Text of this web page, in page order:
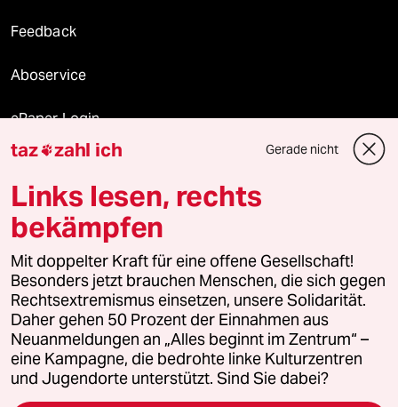
Feedback
Aboservice
ePaper Login
Downloads für Abonnierende
© 2026 taz Verlags und Vertriebs GmbH
Alle Rechte vorbehalten. Bei rechtlichen Fragen oder für Genehmigungen
wenden Sie sich bitte an lizenzen@taz.de
Feedback Redaktionsstatut Kommune-Richtlinien
Leitlinie Informant Datenschutz Impressum AGB
taz zahl ich Gerade nicht
Links lesen, rechts
bekämpfen
Mit doppelter Kraft für eine offene Gesellschaft!
Besonders jetzt brauchen Menschen, die sich gegen
Rechtsextremismus einsetzen, unsere Solidarität.
Daher gehen 50 Prozent der Einnahmen aus
Neuanmeldungen an „Alles beginnt im Zentrum“ –
eine Kampagne, die bedrohte linke Kulturzentren
und Jugendorte unterstützt. Sind Sie dabei?